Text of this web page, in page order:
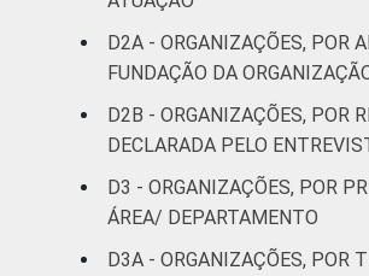
e defesa de
direitos
Religião
Saúde e
assistência
social
D2A - ORGANIZAÇÕES, POR
FUNDAÇÃO DA
D2B - ORGANIZAÇÕES, POR
DECLARADA PELO
D3 - ORGANIZAÇÕES, POR
ÁREA/ DEPARTAMENTO
D3A - ORGANIZAÇÕES, POR